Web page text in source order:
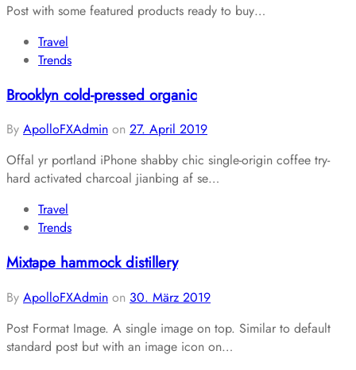
Post with some featured products ready to buy…
Travel
Trends
Brooklyn cold-pressed organic
By ApolloFXAdmin on 27. April 2019
Offal yr portland iPhone shabby chic single-origin coffee try-
hard activated charcoal jianbing af se…
Travel
Trends
Mixtape hammock distillery
By ApolloFXAdmin on 30. März 2019
Post Format Image. A single image on top. Similar to default
standard post but with an image icon on…